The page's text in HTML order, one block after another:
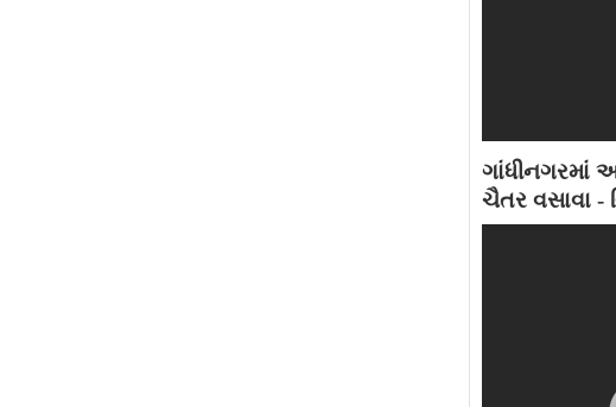
ગાંધીનગરમાં
ચૈતર વસાવા -